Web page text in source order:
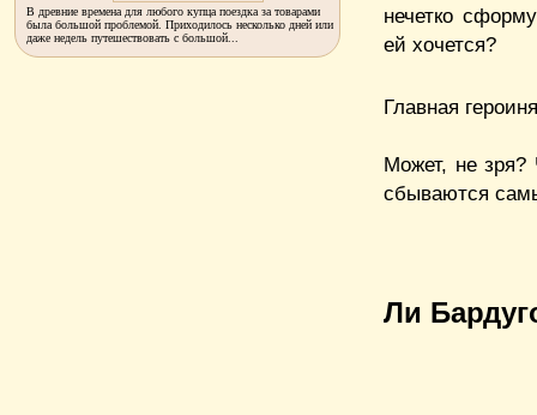
нечетко
ей хочется?
Главная
Может, не зря?
сбываются
Ли
В древние времена для любого купца поездка за товарами
была большой проблемой. Приходилось несколько дней или
даже недель путешествовать с большой...